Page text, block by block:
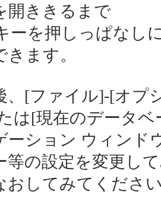
開ききるまで
ーを押しっぱなし
きます。
、[ファイル]-[オプ
は[現在のデータベ
ーション ウィンド
等の設定を変更し
おしてみてくださ